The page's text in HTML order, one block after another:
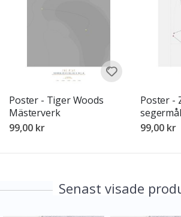
Poster - Tiger Woods
Mästerverk
99,00 kr
Poster -
segermål
99,00 kr
Senast visade